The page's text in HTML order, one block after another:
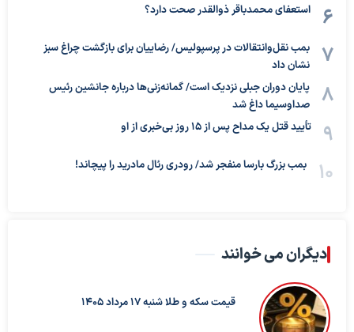
استعفای محمدباقر ذوالقدر صحت دارد؟
بمب نقل‌وانتقالات در پرسپولیس/ رضاییان برای بازگشت چراغ سبز
نشان داد
پایان دوران جبلی نزدیک است/ گمانه‌زنی‌ها درباره جانشین رئیس
صداوسیما داغ شد
تأیید قتل یک مداح پس از ۱۵ روز بی‌خبری از او
بمب بزرگ بارسا منفجر شد/ رودری رئال مادرید را پیچاند!
دیگران می خوانند
قیمت سکه و طلا شنبه 17 مرداد 1405